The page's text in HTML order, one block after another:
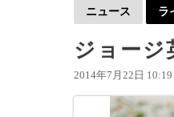
ニュース ラ
ジョージ
2014年7月22日 10:19